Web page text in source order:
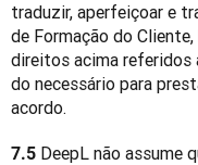
traduzir, aperfeiçoar e
de Formação do
direitos acima referidos
do necessário para
acordo.
7.5 DeepL não assume